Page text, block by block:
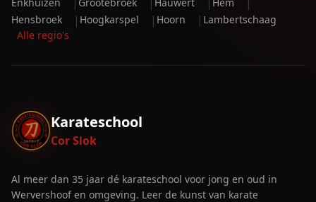
Hensbroek | Hoogkarspel | Hoorn | Lambertschaag
Alle regio's
Karateschool
Cor Slok
Al meer dan 35 jaar dé karateschool voor jong en oud in
Wervershoof en omgeving. Leer de kunst van karate